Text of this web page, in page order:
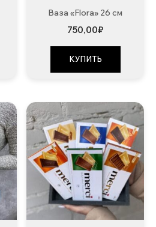
Ваза «Flora» 26 см
750,00₽
КУПИТЬ